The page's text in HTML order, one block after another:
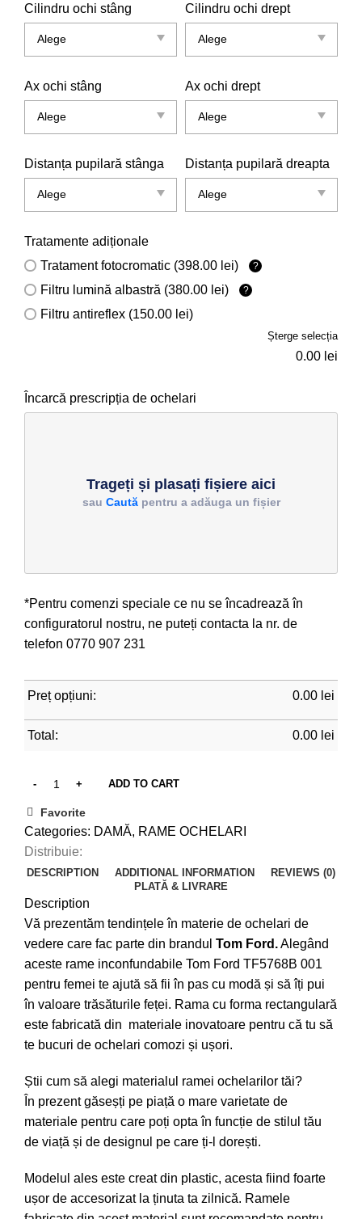
Cilindru ochi stâng Cilindru ochi drept
Ax ochi stâng Ax ochi drept
Distanța pupilară stânga Distanța pupilară dreapta
Tratamente adiționale
Tratament fotocromatic (398.00 lei)
?
Filtru lumină albastră (380.00 lei) ?
Filtru antireflex (150.00 lei)
Șterge selecția
0.00 lei
Încarcă prescripția de ochelari
Trageți și plasați fișiere aici
sau Cautăpentru a adăuga un fișier
*Pentru comenzi speciale ce nu se încadrează în
configuratorul nostru, ne puteți contacta la nr. de
telefon 0770 907 231
Preț opțiuni: 0.00 lei
Total: 0.00 lei
ADD TO CART
Favorite
Categories: DAMĂ, RAME OCHELARI
Distribuie:
DESCRIPTION ADDITIONAL INFORMATION
REVIEWS (0)
PLATĂ & LIVRARE
Description
Vă prezentăm tendințele în materie de ochelari de
vedere care fac parte din brandul Tom Ford.Alegând
aceste rame inconfundabile Tom Ford TF5768B 001
pentru femei te ajută să fii în pas cu modă și să îți pui
în valoare trăsăturile feței. Rama cu forma rectangulară
este fabricată din materiale inovatoare pentru că tu să
te bucuri de ochelari comozi și ușori.
Știi cum să alegi materialul ramei ochelarilor tăi?
În prezent găseșți pe piață o mare varietate de
materiale pentru care poți opta în funcție de stilul tău
de viață și de designul pe care ți-l dorești.
Modelul ales este creat din plastic, acesta fiind foarte
ușor de accesorizat la ținuta ta zilnică. Ramele